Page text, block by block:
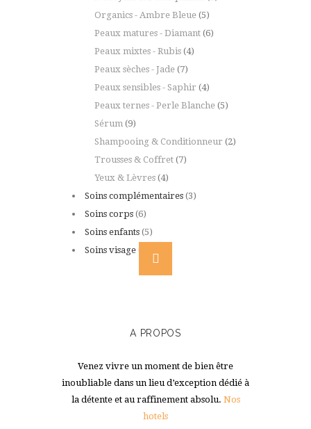
Organics - Ambre Bleue (5)
Peaux matures - Diamant (6)
Peaux mixtes - Rubis (4)
Peaux sèches - Jade (7)
Peaux sensibles - Saphir (4)
Peaux ternes - Perle Blanche (5)
Sérum (9)
Shampooing & Conditionneur (2)
Trousses & Coffret (7)
Yeux & Lèvres (4)
Soins complémentaires (3)
Soins corps (6)
Soins enfants (5)
Soins visage (9)
A PROPOS
Venez vivre un moment de bien être
inoubliable dans un lieu d’exception dédié à
la détente et au raffinement absolu. Nos
hotels